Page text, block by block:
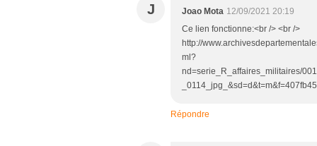
J Joao Mota 12/09/2021 20:19
Ce lien fonctionne:<br /> <br />
http://
ml?
nd=serie_R_affaires_militaires/
Répondre